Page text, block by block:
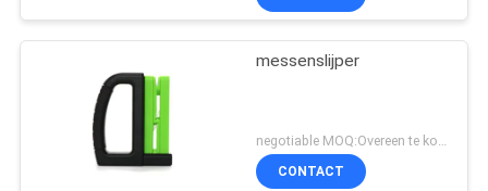
messenslijper
CONTACT